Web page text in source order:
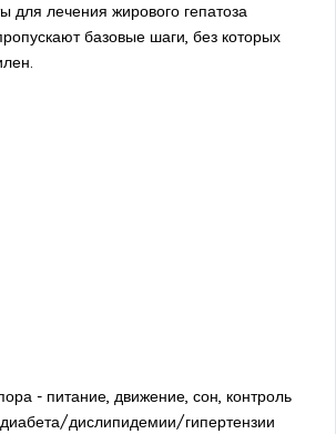
для лечения жирового гепатоза
базовые шаги, без которых
- питание, движение, сон, контроль
дислипидемии/гипертензии